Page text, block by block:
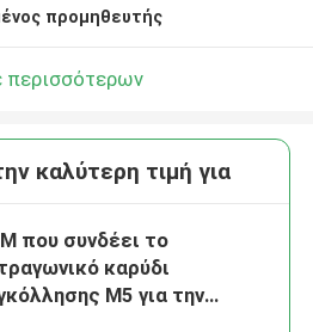
προμηθευτής
περισσότερων
καλύτερη τιμή για
που συνδέει το
καρύδι
M5 για την